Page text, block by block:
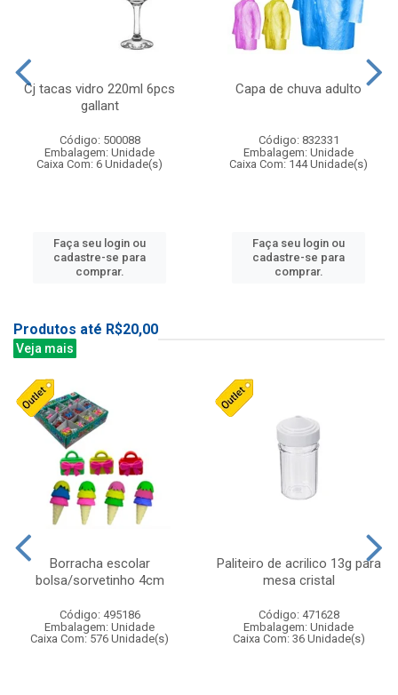
Cj tacas vidro 220ml 6pcs
gallant
Código: 500088
Embalagem: Unidade
Caixa Com: 6 Unidade(s)
Faça seu login ou
cadastre-se para
comprar.
Capa de chuva adulto
Código: 832331
Embalagem: Unidade
Caixa Com: 144 Unidade(s)
Faça seu login ou
cadastre-se para
comprar.
Produtos até R$20,00
Veja mais
Borracha escolar
bolsa/sorvetinho 4cm
Código: 495186
Embalagem: Unidade
Caixa Com: 576 Unidade(s)
Paliteiro de acrilico 13g para
mesa cristal
Código: 471628
Embalagem: Unidade
Caixa Com: 36 Unidade(s)